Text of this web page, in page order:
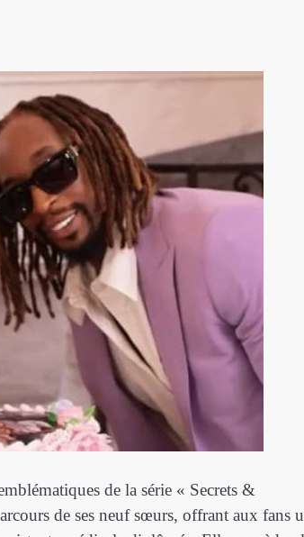
de la série « Secrets &
de ses neuf sœurs, offrant aux fans